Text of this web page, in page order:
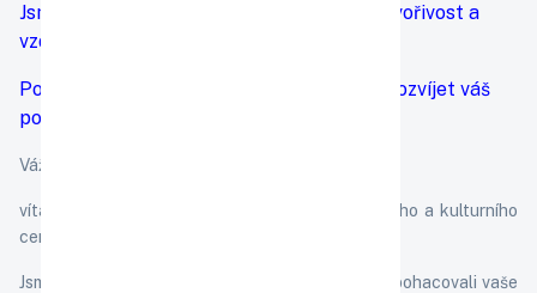
Jsme místem, kde se setkávají myšlenky, tvořivost a
vzdělání.
Pomáháme vám objevovat nové obzory a rozvíjet váš
potenciál.
Vážené návštěvnice, vážení návštěvníci,
vítáme vás na stránkách Evropského vzdělávacího a kulturního
centra (
Jsme tu pro vás, abychom podporovali váš růst, obohacovali vaše